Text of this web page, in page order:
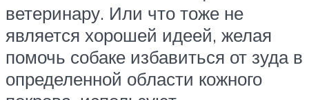
ветеринару. Или что тоже не
является хорошей идеей, желая
помочь собаке избавиться от зуда в
определенной области кожного